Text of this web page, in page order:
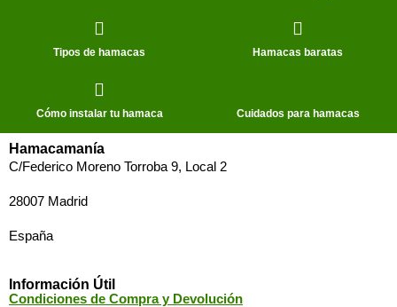
SOPORTE DE
SILLA HAMACA
124,95 € 114,08 €
Tipos de hamacas Hamacas baratas
Cómo instalar tu hamaca Cuidados para hamacas
Hamacamanía
C/Federico Moreno Torroba 9, Local 2
28007 Madrid
España
Información Útil
Condiciones de Compra y Devolución